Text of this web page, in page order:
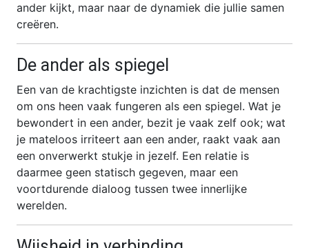
ander kijkt, maar naar de dynamiek die jullie samen
creëren.
De ander als spiegel
Een van de krachtigste inzichten is dat de mensen
om ons heen vaak fungeren als een spiegel. Wat je
bewondert in een ander, bezit je vaak zelf ook; wat
je mateloos irriteert aan een ander, raakt vaak aan
een onverwerkt stukje in jezelf. Een relatie is
daarmee geen statisch gegeven, maar een
voortdurende dialoog tussen twee innerlijke
werelden.